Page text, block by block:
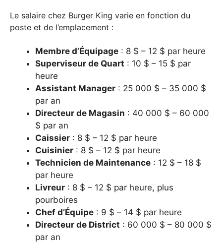
Le salaire chez Burger King varie en fonction du
poste et de l’emplacement :
Membre d’Équipage : 8 $ – 12 $ par heure
Superviseur de Quart : 10 $ – 15 $ par
heure
Assistant Manager : 25 000 $ – 35 000 $
par an
Directeur de Magasin : 40 000 $ – 60 000
$ par an
Caissier : 8 $ – 12 $ par heure
Cuisinier : 8 $ – 12 $ par heure
Technicien de Maintenance : 12 $ – 18 $
par heure
Livreur : 8 $ – 12 $ par heure, plus
pourboires
Chef d’Équipe : 9 $ – 14 $ par heure
Directeur de District : 60 000 $ – 80 000 $
par an